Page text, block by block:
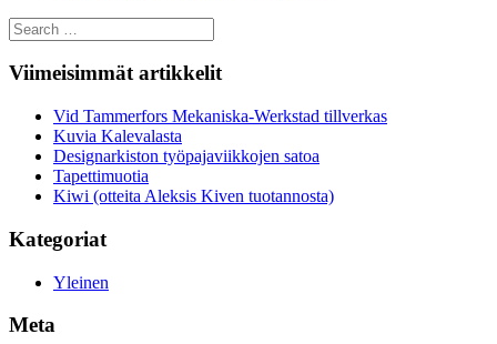
Search
for:
Viimeisimmät artikkelit
Vid Tammerfors Mekaniska-Werkstad tillverkas
Kuvia Kalevalasta
Designarkiston työpajaviikkojen satoa
Tapettimuotia
Kiwi (otteita Aleksis Kiven tuotannosta)
Kategoriat
Yleinen
Meta